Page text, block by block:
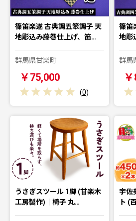
篠笛楽遂 古典調五笨調子 天
地彫込み藤巻仕上げ、笛…
群馬県甘楽町
￥75,000
(0)
篠笛
地彫
群馬
うさぎスツール 1脚 (甘楽木
工房製作)｜椅子 丸…
宇佐
ト (